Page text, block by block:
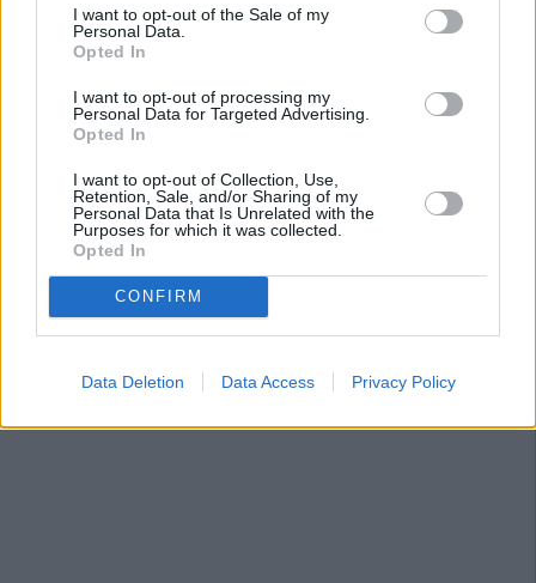
I want to opt-out of the Sale of my
Personal Data.
Opted In
I want to opt-out of processing my
Personal Data for Targeted Advertising.
Opted In
I want to opt-out of Collection, Use,
Retention, Sale, and/or Sharing of my
Personal Data that Is Unrelated with the
Purposes for which it was collected.
Opted In
CONFIRM
Data Deletion Data Access Privacy Policy